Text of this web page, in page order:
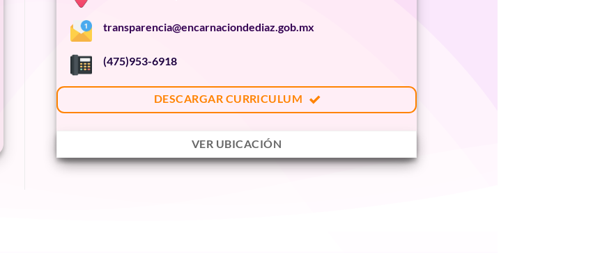
transparencia@encarnaciondediaz.gob.mx
(475)953-6918
DESCARGAR CURRICULUM
VER UBICACIÓN